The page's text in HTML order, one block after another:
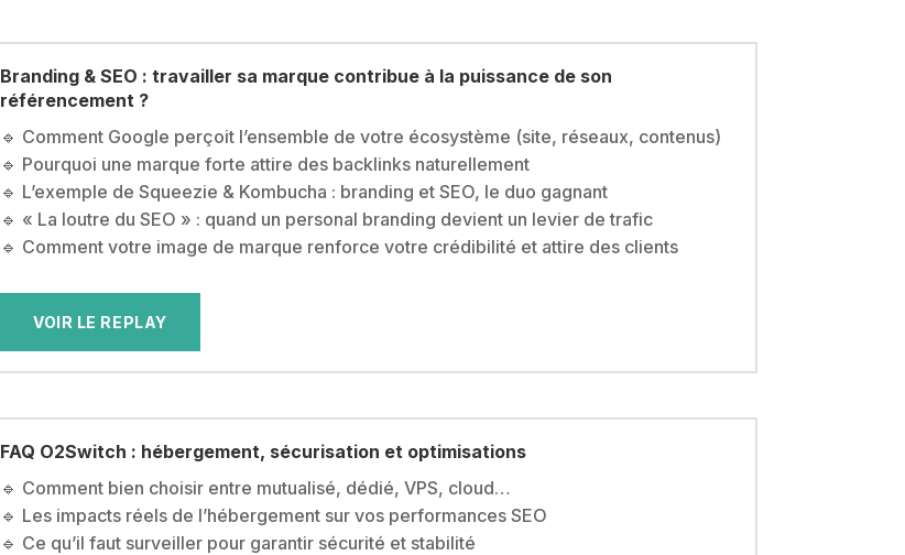
Branding & SEO : travailler sa marque contribue à la puissance de son
référencement ?
🔹 Comment Google perçoit l’ensemble de votre écosystème (site, réseaux, contenus)
🔹 Pourquoi une marque forte attire des backlinks naturellement
🔹 L’exemple de Squeezie & Kombucha : branding et SEO, le duo gagnant
🔹 « La loutre du SEO » : quand un personal branding devient un levier de trafic
🔹 Comment votre image de marque renforce votre crédibilité et attire des clients
VOIR LE REPLAY
FAQ O2Switch : hébergement, sécurisation et optimisations
🔹 Comment bien choisir entre mutualisé, dédié, VPS, cloud…
🔹 Les impacts réels de l’hébergement sur vos performances SEO
🔹 Ce qu’il faut surveiller pour garantir sécurité et stabilité